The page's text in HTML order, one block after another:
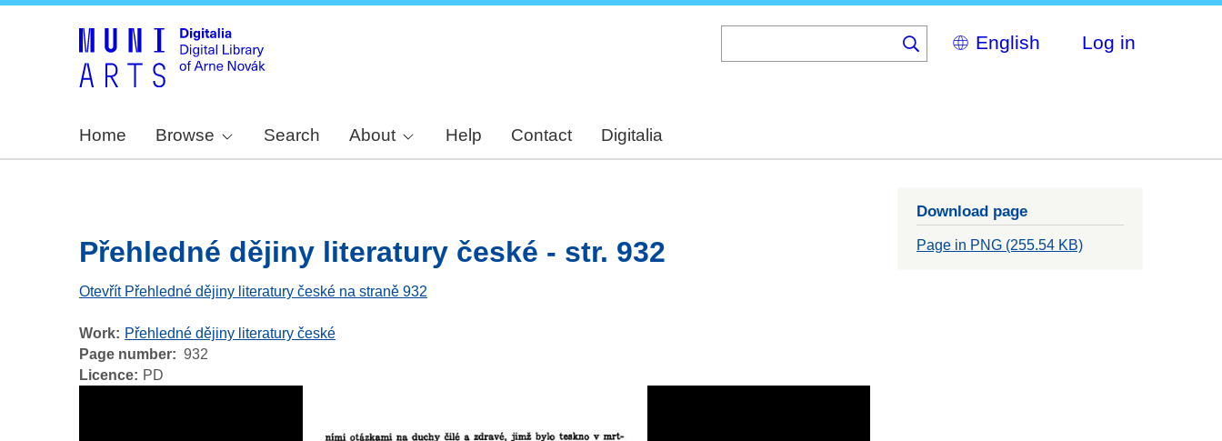
Select
your
Log in
Home Browse Search About Help Contact Digitalia
Přehledné dějiny literatury české - str. 932
Otevřít Přehledné dějiny literatury české na straně 932
Work
Přehledné dějiny literatury české
Page number
932
Licence
PD
Download page
Page in PNG (255.54 KB)